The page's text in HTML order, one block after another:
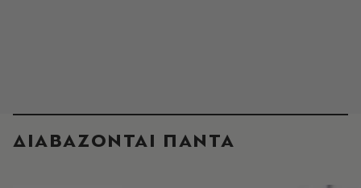
ΔΙΑΒΑΖΟΝΤΑΙ ΠΑΝΤΑ